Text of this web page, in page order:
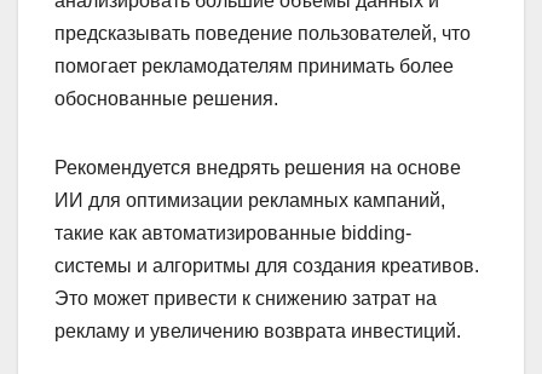
предсказывать поведение пользователей, что
помогает рекламодателям принимать более
обоснованные решения.
Рекомендуется внедрять решения на основе
ИИ для оптимизации рекламных кампаний,
такие как автоматизированные bidding-
системы и алгоритмы для создания креативов.
Это может привести к снижению затрат на
рекламу и увеличению возврата инвестиций.